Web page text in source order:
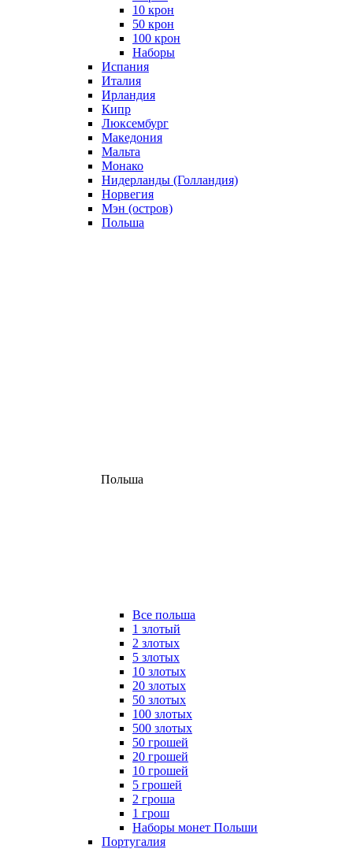
10 крон
50 крон
100 крон
Наборы
Испания
Италия
Ирландия
Кипр
Люксембург
Македония
Мальта
Монако
Нидерланды (Голландия)
Норвегия
Мэн (остров)
Польша
Польша
Все польша
1 злотый
2 злотых
5 злотых
10 злотых
20 злотых
50 злотых
100 злотых
500 злотых
50 грошей
20 грошей
10 грошей
5 грошей
2 гроша
1 грош
Наборы монет Польши
Португалия